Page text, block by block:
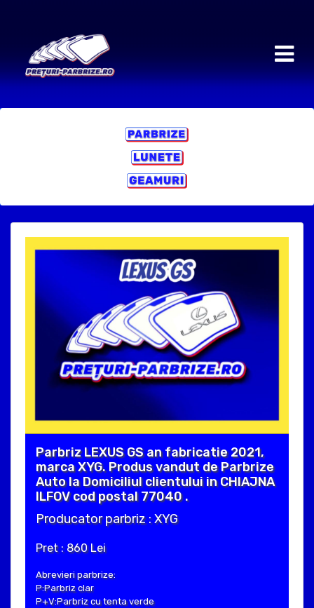
Parbriz LEXUS GS an fabricatie 2021,
marca XYG. Produs vandut de Parbrize
Auto la Domiciliul clientului in CHIAJNA
ILFOV cod postal 77040 .
Producator parbriz : XYG
Pret : 860 Lei
Abrevieri parbrize:
P:Parbriz clar
P+V:Parbriz cu tenta verde